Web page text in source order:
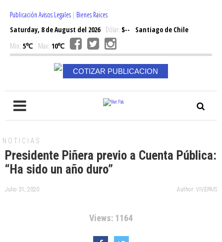
Publicación Avisos Legales | Bienes Raices
Saturday, 8 de August del 2026Dólar: $--
Santiago de Chile
Min: 5℃ Max: 10℃
COTIZAR PUBLICACION
NOTICIAS
Presidente Piñera previo a Cuenta Pública:
“Ha sido un año duro”
Julio 31, 2020 Author: VIVEPAIS
Views: 1164